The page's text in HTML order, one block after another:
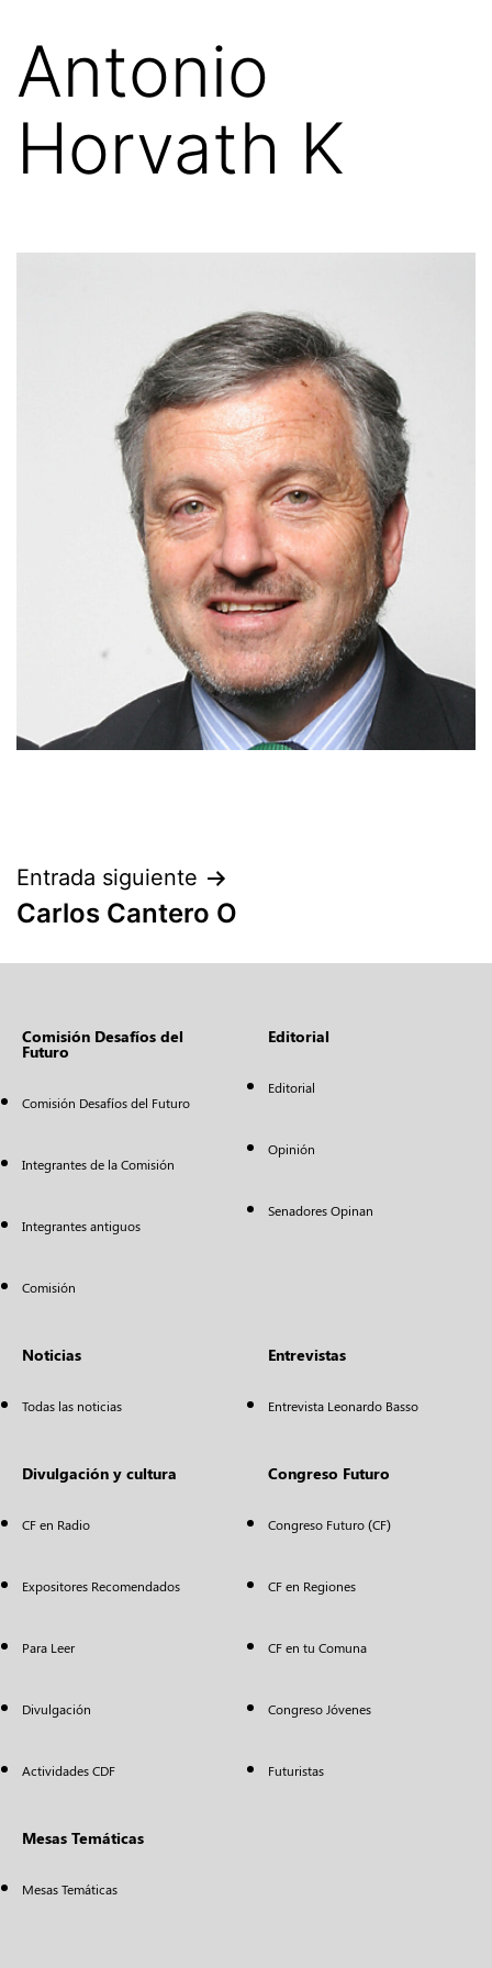
Antonio
Horvath K
Entrada siguiente
Carlos Cantero O
Comisión Desafíos del
Futuro
Comisión Desafíos del Futuro
Integrantes de la Comisión
Integrantes antiguos
Comisión
Editorial
Editorial
Opinión
Senadores Opinan
Noticias
Todas las noticias
Entrevistas
Entrevista Leonardo Basso
Divulgación y cultura
CF en Radio
Expositores Recomendados
Para Leer
Divulgación
Actividades CDF
Congreso Futuro
Congreso Futuro (CF)
CF en Regiones
CF en tu Comuna
Congreso Jóvenes
Futuristas
Mesas Temáticas
Mesas Temáticas